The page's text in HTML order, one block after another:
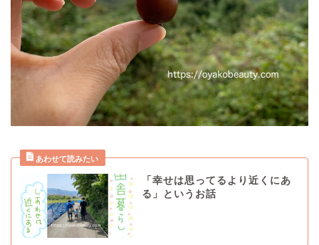
「幸せは思ってるより近くにあ
る」というお話